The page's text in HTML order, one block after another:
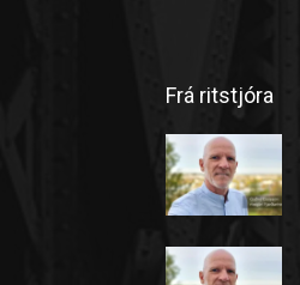
Frá ritstjóra